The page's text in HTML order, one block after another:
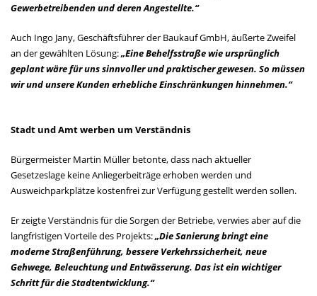
Gewerbetreibenden und deren Angestellte.“
Auch Ingo Jany, Geschäftsführer der Baukauf GmbH, äußerte Zweifel
an der gewählten Lösung:„Eine Behelfsstraße wie ursprünglich
geplant wäre für uns sinnvoller und praktischer gewesen. So müssen
wir und unsere Kunden erhebliche Einschränkungen hinnehmen.“
Stadt und Amt werben um Verständnis
Bürgermeister Martin Müller betonte, dass nach aktueller
Gesetzeslage keine Anliegerbeiträge erhoben werden und
Ausweichparkplätze kostenfrei zur Verfügung gestellt werden sollen.
Er zeigte Verständnis für die Sorgen der Betriebe, verwies aber auf die
langfristigen Vorteile des Projekts:„Die Sanierung bringt eine
moderne Straßenführung, bessere Verkehrssicherheit, neue
Gehwege, Beleuchtung und Entwässerung. Das ist ein wichtiger
Schritt für dieStadtentwicklung.“